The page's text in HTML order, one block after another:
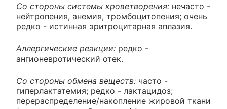
Со стороны системы кроветворения: нечасто -
нейтропения, анемия, тромбоцитопения; очень
редко - истинная эритроцитарная аплазия.
Аллергические реакции: редко -
ангионевротический отек.
Со стороны обмена веществ: часто -
гиперлактатемия; редко - лактацидоз;
перераспределение/накопление жировой ткани